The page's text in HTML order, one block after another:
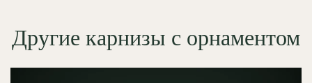
Другие карнизы с орнаментом